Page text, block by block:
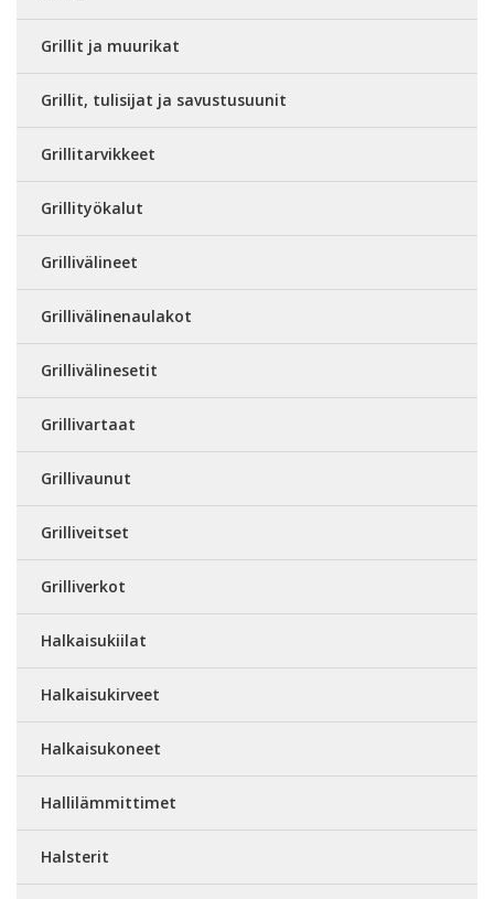
Grillit ja muurikat
Grillit, tulisijat ja savustusuunit
Grillitarvikkeet
Grillityökalut
Grillivälineet
Grillivälinenaulakot
Grillivälinesetit
Grillivartaat
Grillivaunut
Grilliveitset
Grilliverkot
Halkaisukiilat
Halkaisukirveet
Halkaisukoneet
Hallilämmittimet
Halsterit